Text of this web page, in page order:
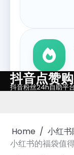
Skip
to
抖音点赞
抖音粉丝24h自助平
Home
小红
小红书的福袋值